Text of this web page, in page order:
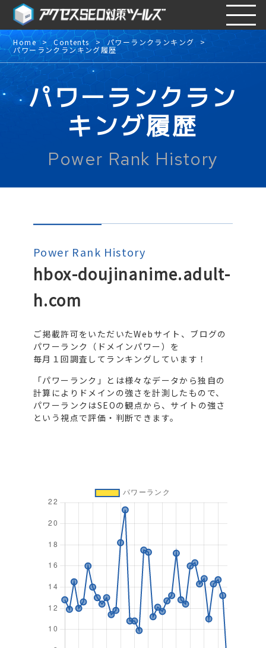
Home Contents パワーランクランキング
パワーランクランキング履歴
パワーランクラン
キング履歴
Power Rank History
Power Rank History
hbox-doujinanime.adult-
h.com
ご掲載許可をいただいたWebサイト、ブログの
パワーランク（ドメインパワー）を
毎月１回調査してランキングしています！
「パワーランク」とは様々なデータから独自の
計算によりドメインの強さを計測したもので、
パワーランクはSEOの観点から、サイトの強さ
という視点で評価・判断できます。